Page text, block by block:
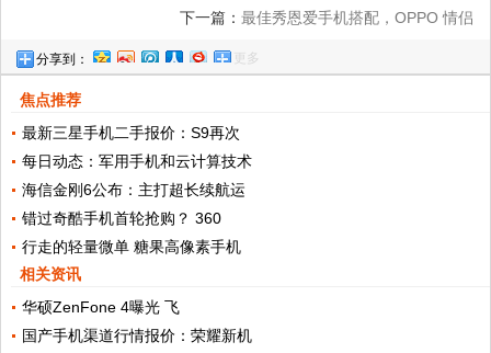
下一篇： 最佳秀恩爱手机搭配，OPPO 情侣
分享到： 更多
焦点推荐
最新三星手机二手报价：S9再次
每日动态：军用手机和云计算技术
海信金刚6公布：主打超长续航运
错过奇酷手机首轮抢购？ 360
行走的轻量微单 糖果高像素手机
相关资讯
华硕ZenFone 4曝光 飞
国产手机渠道行情报价：荣耀新机